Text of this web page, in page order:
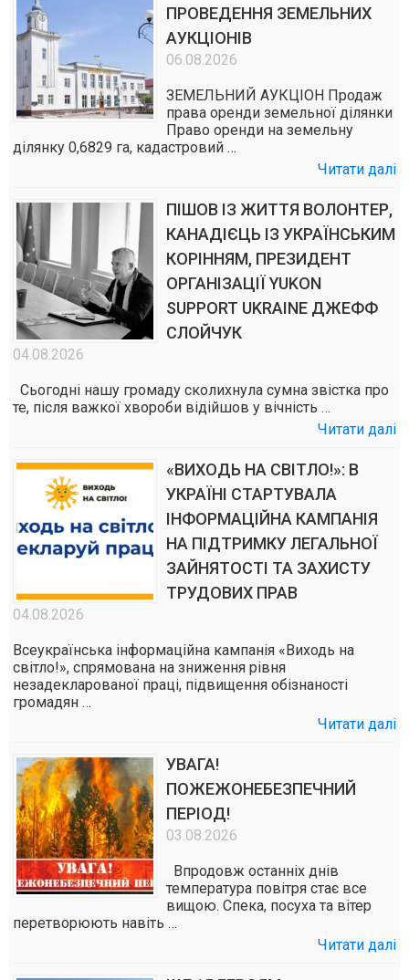
ПРОВЕДЕННЯ ЗЕМЕЛЬНИХ
АУКЦІОНІВ
06.08.2026
ЗЕМЕЛЬНИЙ АУКЦІОН Продаж
права оренди земельної ділянки
Право оренди на земельну
ділянку 0,6829 га, кадастровий …
Читати далі
ПІШОВ ІЗ ЖИТТЯ ВОЛОНТЕР,
КАНАДІЄЦЬ ІЗ УКРАЇНСЬКИМ
КОРІННЯМ, ПРЕЗИДЕНТ
ОРГАНІЗАЦІЇ YUKON
SUPPORT UKRAINE ДЖЕФФ
СЛОЙЧУК
04.08.2026
Сьогодні нашу громаду сколихнула сумна звістка про
те, після важкої хвороби відійшов у вічність …
Читати далі
«ВИХОДЬ НА СВІТЛО!»: В
УКРАЇНІ СТАРТУВАЛА
ІНФОРМАЦІЙНА КАМПАНІЯ
НА ПІДТРИМКУ ЛЕГАЛЬНОЇ
ЗАЙНЯТОСТІ ТА ЗАХИСТУ
ТРУДОВИХ ПРАВ
04.08.2026
Всеукраїнська інформаційна кампанія «Виходь на
світло!», спрямована на зниження рівня
незадекларованої праці, підвищення обізнаності
громадян …
Читати далі
УВАГА!
ПОЖЕЖОНЕБЕЗПЕЧНИЙ
ПЕРІОД!
03.08.2026
Впродовж останніх днів
температура повітря стає все
вищою. Спека, посуха та вітер
перетворюють навіть …
Читати далі